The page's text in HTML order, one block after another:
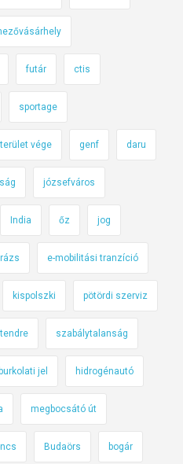
futár ctis
sportage
vége genf daru
józsefváros
India őz jog
e-mobilitási tranzíció
kispolszki pötördi szerviz
szabálytalanság
jel hidrogénautó
megbocsátó út
Budaörs bogár